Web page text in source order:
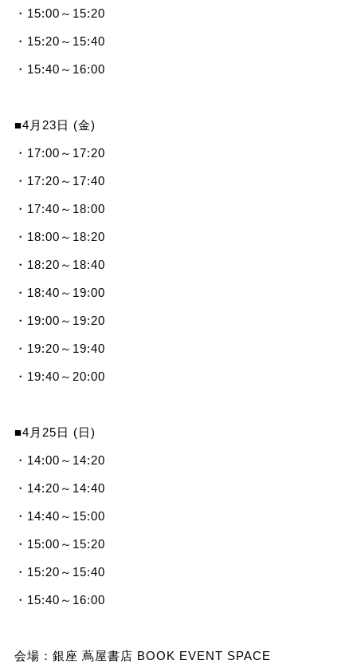
・15:00～15:20
・15:20～15:40
・15:40～16:00
■4月23日 (金)
・17:00～17:20
・17:20～17:40
・17:40～18:00
・18:00～18:20
・18:20～18:40
・18:40～19:00
・19:00～19:20
・19:20～19:40
・19:40～20:00
■4月25日 (日)
・14:00～14:20
・14:20～14:40
・14:40～15:00
・15:00～15:20
・15:20～15:40
・15:40～16:00
会場：銀座 蔦屋書店 BOOK EVENT SPACE